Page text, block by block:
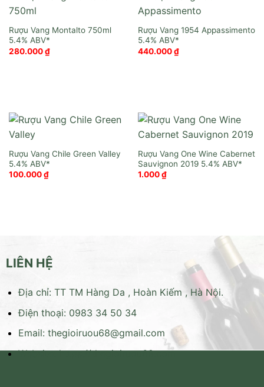
Rượu Vang Montalto 750ml
280.000₫
Rượu Vang 1954 Appassimento
440.000₫
Rượu Vang Chile Green Valley
100.000₫
Rượu Vang One Wine Cabernet
Sauvignon 2019
1.000₫
LIÊN HỆ
Địa chỉ: TT TM Hàng Da , Hoàn Kiếm , Hà Nội.
Điện thoại: 0983 34 50 34
Email: thegioiruou68@gmail.com
Website:https://thegioiruou68.com